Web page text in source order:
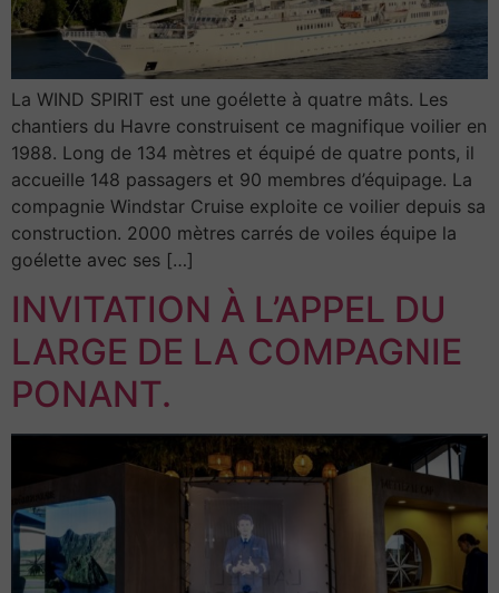
La WIND SPIRIT est une goélette à quatre mâts. Les
chantiers du Havre construisent ce magnifique voilier en
1988. Long de 134 mètres et équipé de quatre ponts, il
accueille 148 passagers et 90 membres d’équipage. La
compagnie Windstar Cruise exploite ce voilier depuis sa
construction. 2000 mètres carrés de voiles équipe la
goélette avec ses […]
INVITATION À L’APPEL DU
LARGE DE LA COMPAGNIE
PONANT.